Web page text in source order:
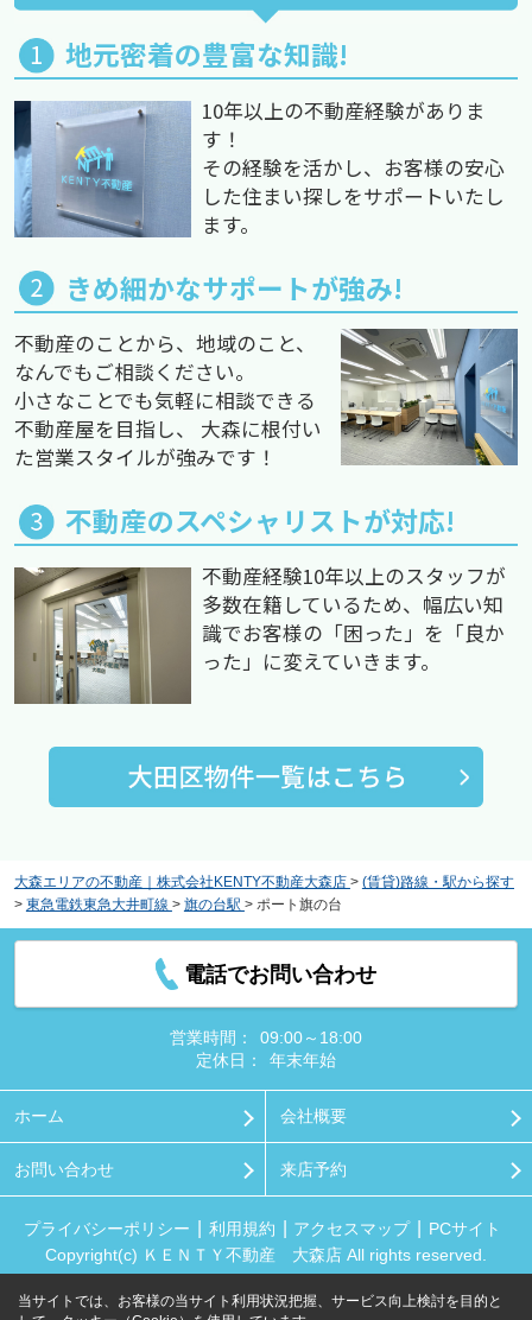
地元密着の豊富な知識!
10年以上の不動産経験がありま
す！
その経験を活かし、お客様の安心
した住まい探しをサポートいたし
ます。
きめ細かなサポートが強み!
不動産のことから、地域のこと、
なんでもご相談ください。
小さなことでも気軽に相談できる
不動産屋を目指し、 大森に根付い
た営業スタイルが強みです！
不動産のスペシャリストが対応!
不動産経験10年以上のスタッフが
多数在籍しているため、幅広い知
識でお客様の「困った」を「良か
った」に変えていきます。
大森エリアの不動産｜株式会社KENTY不動産大森店 > (賃貸)路線・駅から探す
> 東急電鉄東急大井町線 > 旗の台駅 > ポート旗の台
電話でお問い合わせ
営業時間：
09:00～18:00
定休日：
年末年始
ホーム 会社概要
お問い合わせ 来店予約
プライバシーポリシー 利用規約 アクセスマップ
PCサイト
Copyright(c) ＫＥＮＴＹ不動産 大森店 All rights reserved.
当サイトでは、お客様の当サイト利用状況把握、サービス向上検討を目的と